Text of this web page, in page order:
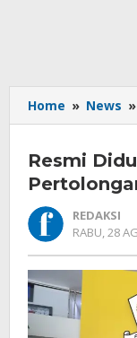
Home » News »
Resmi
REDAKSI
RABU, 28